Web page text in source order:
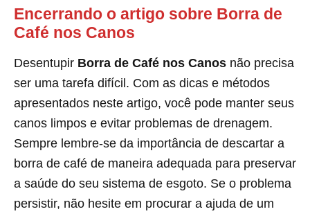
Encerrando o artigo sobre Borra de
Café nos Canos
Desentupir Borra de Café nos Canos não precisa
ser uma tarefa difícil. Com as dicas e métodos
apresentados neste artigo, você pode manter seus
canos limpos e evitar problemas de drenagem.
Sempre lembre-se da importância de descartar a
borra de café de maneira adequada para preservar
a saúde do seu sistema de esgoto. Se o problema
persistir, não hesite em procurar a ajuda de um